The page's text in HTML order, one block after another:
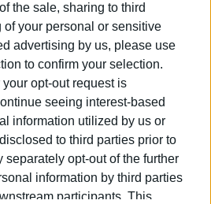
the sale, sharing to third
of your personal or sensitive
advertising by us, please use
to confirm your selection.
opt-out request is
seeing interest-based
information utilized by us or
to third parties prior to
separately opt-out of the further
information by third parties
participants. This
ευκαιρία πνευματικών
και υποθέσεων που αφορούν
τις στάσεις ζωής, τις
που τα λέμε και μιμίδια,
γνώσης έναντι των βιολογικών,
δηλαδή τον έλλογο άνθρωπο, ο
είναι αναγκαία και θάνατος
της μνήμης. Αυτό είναι η θετική